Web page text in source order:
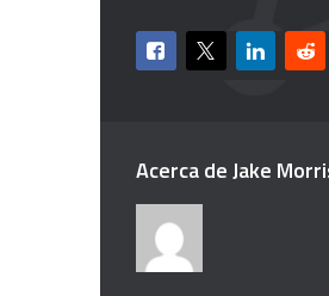
Acerca de Jake